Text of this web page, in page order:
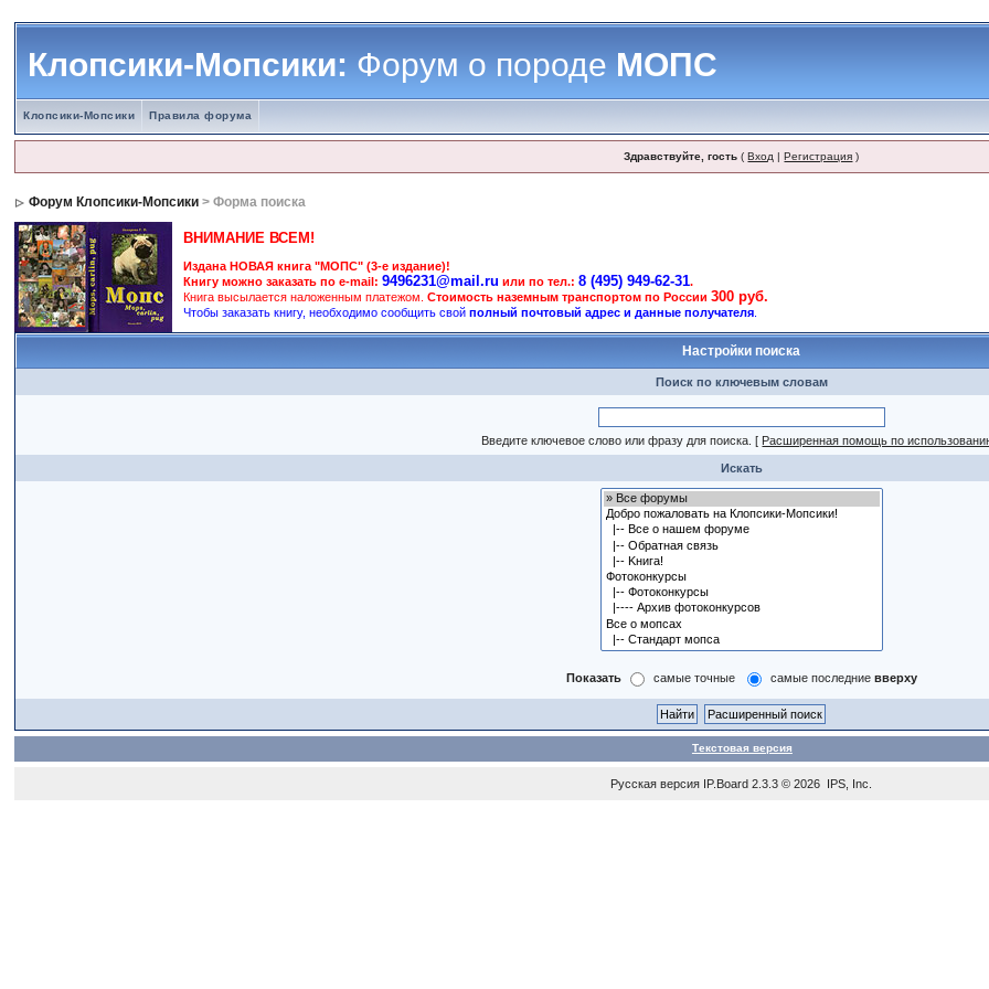
Клопсики-Мопсики:Форум о породеМОПС
Клопсики-Мопсики Правила форума
Здравствуйте, гость (Вход |Регистрация )
Форум Клопсики-Мопсики > Форма поиска
ВНИМАНИЕ ВСЕМ!
Издана НОВАЯ книга "МОПС" (3-е издание)!
Книгу можно заказать по e-mail:9496231@mail.ru или по тел.:8 (495) 949-62-31.
Книга высылается наложенным платежом.Стоимость наземным транспортом по России300 руб.
Чтобы заказать книгу, необходимо сообщить свойполный почтовый адрес и данные получателя
Настройки поиска
Поиск по ключевым словам
Введите ключевое слово или фразу для поиска. [ Расширенная помощь по
Искать
Показать самые точные самые последние вверху
Текстовая версия
Русская версия IP.Board 2.3.3 © 2026 IPS, Inc